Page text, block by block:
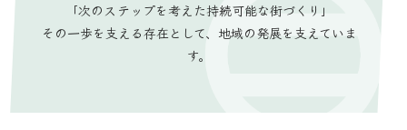
「次のステップを考えた持続可能な街づくり」
その一歩を支える存在として、地域の発展を支えていま
す。